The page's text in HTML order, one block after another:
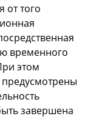
от того
временного
этом
завершена